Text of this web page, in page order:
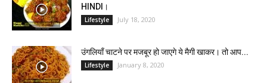
HINDI।
Lifestyle July 18, 2020
उंगलियाँ चाटने पर मजबूर हो जाएगे ये मैगी खाकर। तो आप...
Lifestyle January 8, 2020